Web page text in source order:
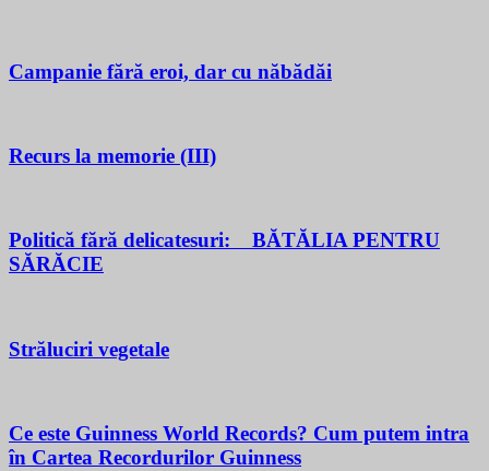
Campanie fără eroi, dar cu năbădăi
Recurs la memorie (III)
Politică fără delicatesuri: BĂTĂLIA PENTRU
SĂRĂCIE
Străluciri vegetale
Ce este Guinness World Records? Cum putem intra
în Cartea Recordurilor Guinness